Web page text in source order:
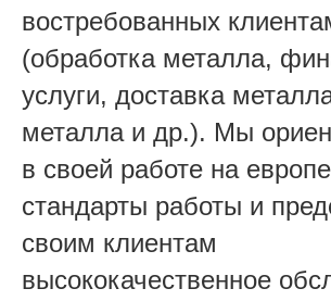
востребованных
(обработка металла,
услуги, доставка
металла и др.). Мы
в своей работе на
стандарты работы и
своим клиентам
высококачественное